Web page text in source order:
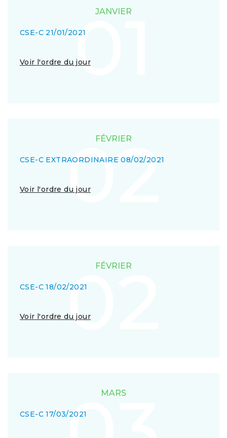
01JANVIER
CSE-C 21/01/2021
Voir l'ordre du jour
02
FÉVRIER
CSE-C EXTRAORDINAIRE 08/02/2021
Voir l'ordre du jour
02FÉVRIER
CSE-C 18/02/2021
Voir l'ordre du jour
MARS
CSE-C 17/03/2021